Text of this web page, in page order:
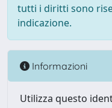
tutti i diritti sono
indicazione.
Informazioni
Utilizza questo